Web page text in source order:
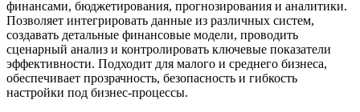
финансами, бюджетирования, прогнозирования и аналитики.
Позволяет интегрировать данные из различных систем,
создавать детальные финансовые модели, проводить
сценарный анализ и контролировать ключевые показатели
эффективности. Подходит для малого и среднего бизнеса,
обеспечивает прозрачность, безопасность и гибкость
настройки под бизнес-процессы.